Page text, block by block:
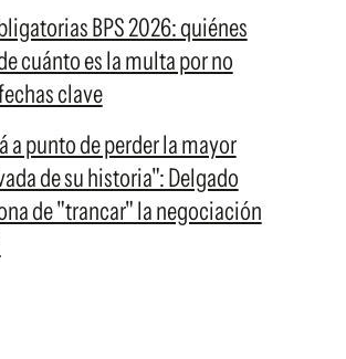
BPS 2026: quiénes
cuánto es la multa por no
clave
a punto de perder la mayor
de su historia": Delgado
de "trancar" la negociación